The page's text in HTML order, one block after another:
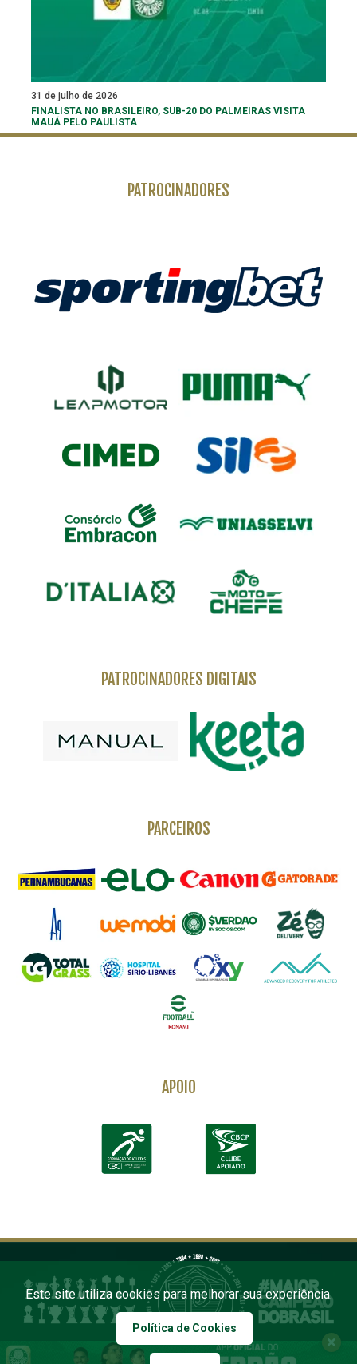
31 de julho de 2026
FINALISTA NO BRASILEIRO, SUB-20 DO PALMEIRAS VISITA
MAUÁ PELO PAULISTA
PATROCINADORES
PATROCINADORES DIGITAIS
PARCEIROS
APOIO
Este site utiliza cookies para melhorar sua experiência.
Política de Cookies